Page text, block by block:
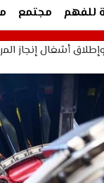
للفهم مجتمع
أشغال إنجاز